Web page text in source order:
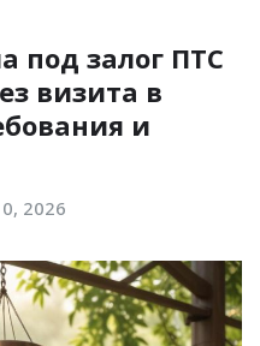
под залог ПТС
визита в
и
2026